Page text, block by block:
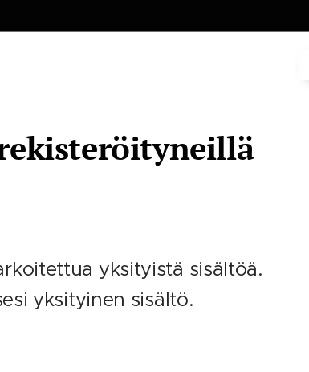
yksityistä sisältöä.
yksityinen sisältö.